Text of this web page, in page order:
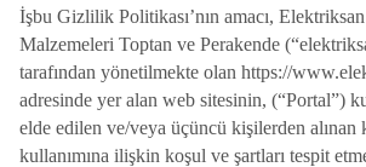
İşbu Gizlilik Politikası’nın amacı,
Malzemeleri Toptan ve Perakende
tarafından yönetilmekte olan https://
adresinde yer alan web sitesinin, (“Portal”)
elde edilen ve/veya üçüncü kişilerden alınan
kullanımına ilişkin koşul ve şartları tespit